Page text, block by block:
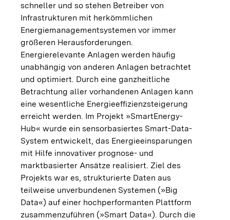
schneller und so stehen Betreiber von
Infrastrukturen mit herkömmlichen
Energiemanagementsystemen vor immer
größeren Herausforderungen.
Energierelevante Anlagen werden häufig
unabhängig von anderen Anlagen betrachtet
und optimiert. Durch eine ganzheitliche
Betrachtung aller vorhandenen Anlagen kann
eine wesentliche Energieeffizienzsteigerung
erreicht werden. Im Projekt »SmartEnergy-
Hub« wurde ein sensorbasiertes Smart-Data-
System entwickelt, das Energieeinsparungen
mit Hilfe innovativer prognose- und
marktbasierter Ansätze realisiert. Ziel des
Projekts war es, strukturierte Daten aus
teilweise unverbundenen Systemen (»Big
Data«) auf einer hochperformanten Plattform
zusammenzuführen (»Smart Data«). Durch die